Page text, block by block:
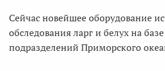
Сейчас новейшее оборудование
обследования ларг и белух на
подразделений Приморского